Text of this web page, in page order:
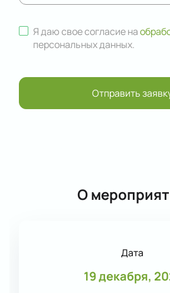
Я даю свое согласие на
персональных данных.
Отправить
О
Дата
19 декабря,